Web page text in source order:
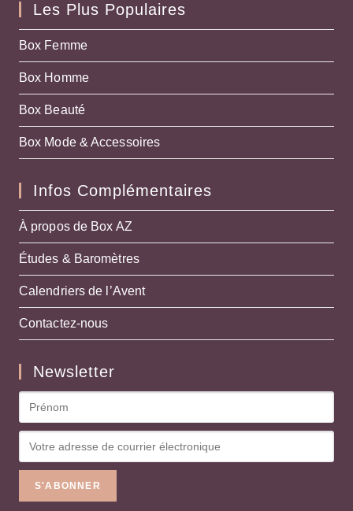
Les Plus Populaires
Box Femme
Box Homme
Box Beauté
Box Mode & Accessoires
Infos Complémentaires
À propos de Box AZ
Études & Baromètres
Calendriers de l’Avent
Contactez-nous
Newsletter